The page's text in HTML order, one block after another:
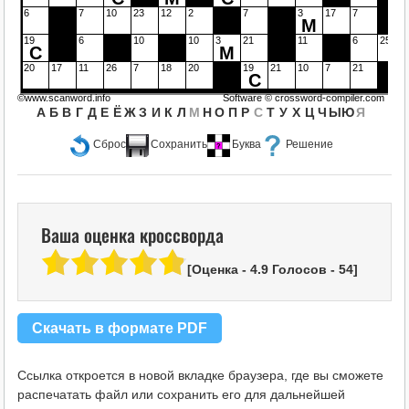
Сброс Сохранить Буква Решение
6 7 10 23 12 2 7 3
М
17 7
19
С
6 10 10 3
М
21 11 6 25
20 17 11 26 7 18 20 19
С
21 10 7 21
А Б В Г Д Е Ё Ж З И К Л М Н О П Р С Т У Х Ц Ч ЫЮЯ
©www.scanword.info Software ©crossword-compiler.com
Ваша оценка кроссворда
[Оценка - 4.9Голосов - 54]
Скачать в формате PDF
Ссылка откроется в новой вкладке браузера, где вы сможете
распечатать файл или сохранить его для дальнейшей